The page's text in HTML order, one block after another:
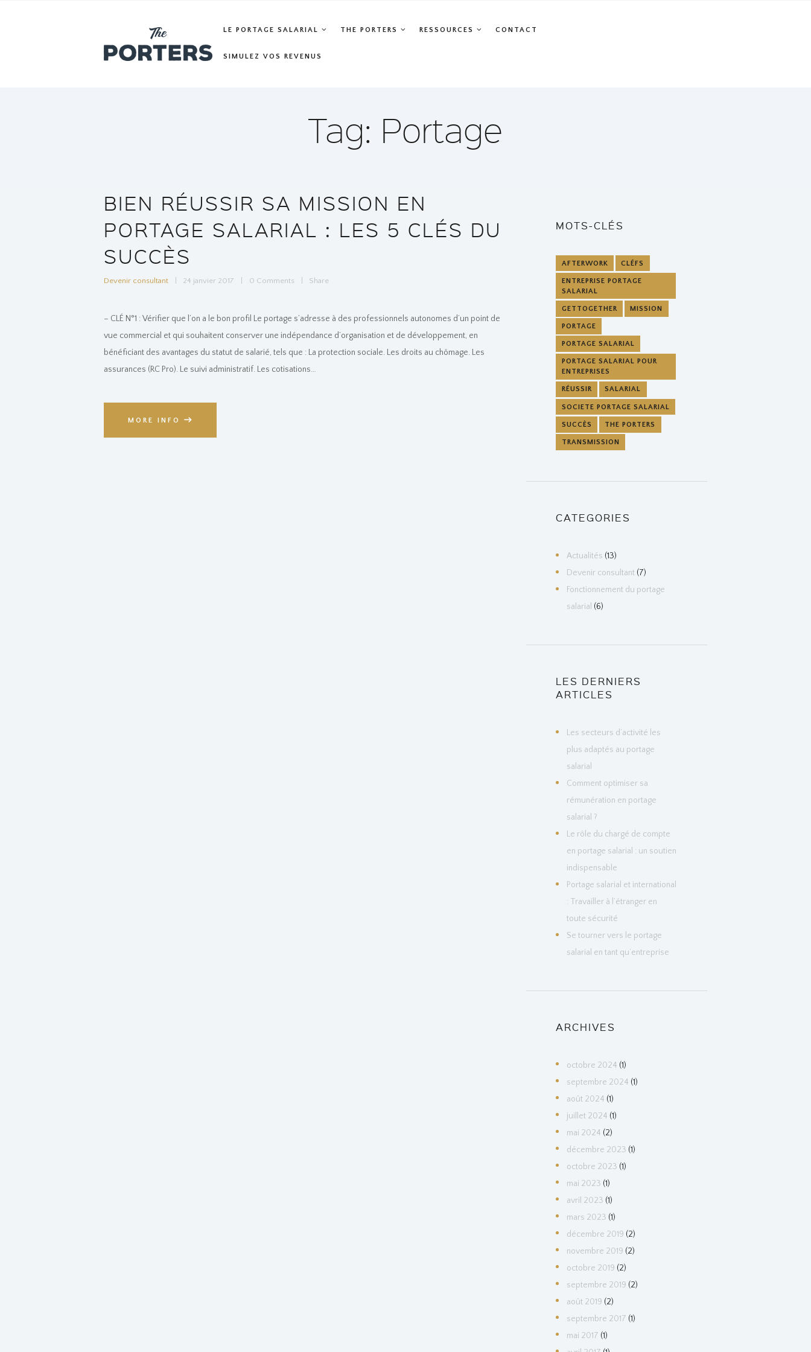
LE PORTAGE SALARIAL THE PORTERS RESSOURCES CONTACT
SIMULEZ VOS REVENUS
Tag: Portage
BIEN RÉUSSIR SA MISSION EN
PORTAGE SALARIAL : LES 5 CLÉS DU
SUCCÈS
Devenir consultant 24 janvier 2017 0 Comments Share
– CLÉ N°1 : Vérifier que l’on a le bon profil Le portage s’adresse à des professionnels autonomes d’un point de
vue commercial et qui souhaitent conserver une indépendance d’organisation et de développement, en
bénéficiant des avantages du statut de salarié, tels que : La protection sociale. Les droits au chômage. Les
assurances (RC Pro). Le suivi administratif. Les cotisations…
MORE INFO
MOTS-CLÉS
AFTERWORK CLÉFS
ENTREPRISE PORTAGE
SALARIAL
GETTOGETHER MISSION
PORTAGE
PORTAGE SALARIAL
PORTAGE SALARIAL POUR
ENTREPRISES
RÉUSSIR SALARIAL
SOCIETE PORTAGE SALARIAL
SUCCÈS THE PORTERS
TRANSMISSION
CATEGORIES
Actualités (13)
Devenir consultant (7)
Fonctionnement du portage
salarial (6)
LES DERNIERS
ARTICLES
Les secteurs d’activité les
plus adaptés au portage
salarial
Comment optimiser sa
rémunération en portage
salarial ?
Le rôle du chargé de compte
en portage salarial : un soutien
indispensable
Portage salarial et international
: Travailler à l’étranger en
toute sécurité
Se tourner vers le portage
salarial en tant qu’entreprise
ARCHIVES
octobre 2024 (1)
septembre 2024 (1)
août 2024 (1)
juillet 2024 (1)
mai 2024 (2)
décembre 2023 (1)
octobre 2023 (1)
mai 2023 (1)
avril 2023 (1)
mars 2023 (1)
décembre 2019 (2)
novembre 2019 (2)
octobre 2019 (2)
septembre 2019 (2)
août 2019 (2)
septembre 2017 (1)
mai 2017 (1)